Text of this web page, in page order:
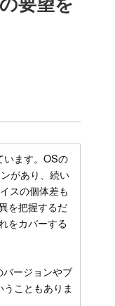
います。OSの
があり、続い
スの個体差も
を把握するだ
をカバーする
ージョンやブ
こともありま